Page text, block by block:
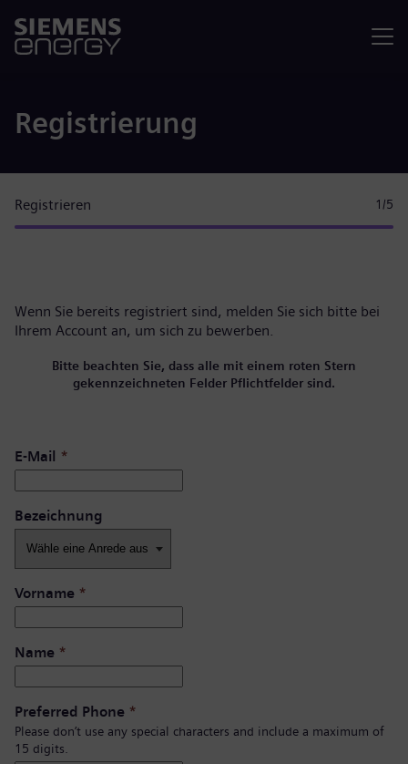
Registrierung
Registrieren 1 /5
Wenn Sie bereits registriert sind, melden Sie sich bitte bei
Ihrem Account an, um sich zu bewerben.
Bitte beachten Sie, dass alle mit einem roten Stern
gekennzeichneten Felder Pflichtfelder sind.
E-Mail *
Bezeichnung
Vorname *
Name *
Preferred Phone *
Please don’t use any special characters and include a maximum of
15 digits.